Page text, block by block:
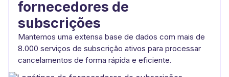
fornecedores de
subscrições
Mantemos uma extensa base de dados com mais de
8.000 serviços de subscrição ativos para processar
cancelamentos de forma rápida e eficiente.